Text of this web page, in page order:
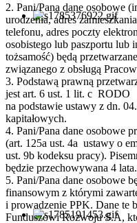
2. Pani/Pana dane osobowe
urodzenia, adres
telefonu, adres poczty
osobistego lub paszportu lub
tożsamość) będą
związanego z obsługą
3. Podstawą prawną
jest art. 6 ust. 1 lit. c RODO
na podstawie ustawy z dn.
kapitałowych.
4. Pani/Pana dane osobowe
(art. 125a ust. 4a ustawy o
ust. 9b kodeksu pracy).
będzie przechowywana 4 lata.
5. Pani/Pana dane osobowe
finansowym z którymi
i prowadzenie PPK. Dane te
Funduszowi Rozwoju S.A,